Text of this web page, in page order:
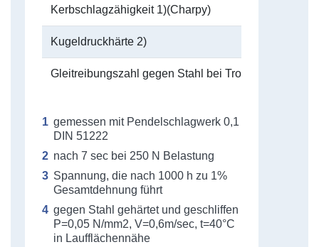
Kerbschlagzähigkeit 1)(Charpy)
Kugeldruckhärte 2)
Gleitreibungszahl gegen Stahl bei Trockenlauf 4)
gemessen mit Pendelschlagwerk 0,1
DIN 51222
nach 7 sec bei 250 N Belastung
Spannung, die nach 1000 h zu 1%
Gesamtdehnung führt
gegen Stahl gehärtet und geschliffen
P=0,05 N/mm2, V=0,6m/sec, t=40°C
in Laufflächennähe